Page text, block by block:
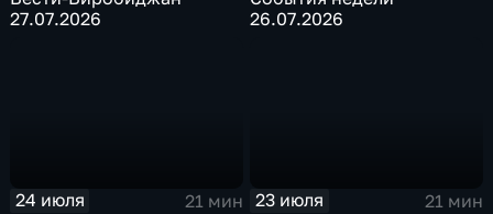
27.07.2026
26.07.2026
24 июля
21 мин
23 июля
21 мин